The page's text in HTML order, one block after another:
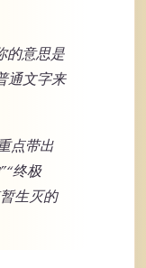
的意思是
通文字来
点带出
终极
生灭的